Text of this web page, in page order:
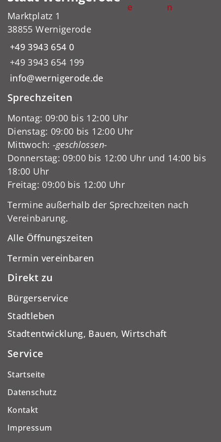
e
n
Marktplatz 1
38855 Wernigerode
+49 3943 654 0
+49 3943 654 199
info@wernigerode.de
Sprechzeiten
Montag: 09:00 bis 12:00 Uhr
Dienstag: 09:00 bis 12:00 Uhr
Mittwoch: -geschlossen-
Donnerstag: 09:00 bis 12:00 Uhr und 14:00 bis
18:00 Uhr
Freitag: 09:00 bis 12:00 Uhr
Termine außerhalb der Sprechzeiten nach
Vereinbarung.
Alle Öffnungszeiten
Termin vereinbaren
Direkt zu
Bürgerservice
Stadtleben
Stadtentwicklung, Bauen, Wirtschaft
Service
Startseite
Datenschutz
Kontakt
Impressum